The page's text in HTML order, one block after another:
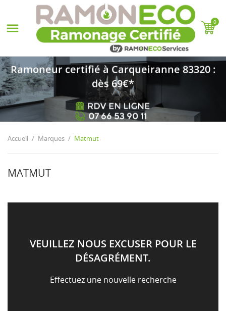
 0
Ramoneur certifié à Carqueiranne 83320 :
dès 69€*
Accueil Marques Matmut
MATMUT
VEUILLEZ NOUS EXCUSER POUR LE
DÉSAGRÉMENT.
Effectuez une nouvelle recherche